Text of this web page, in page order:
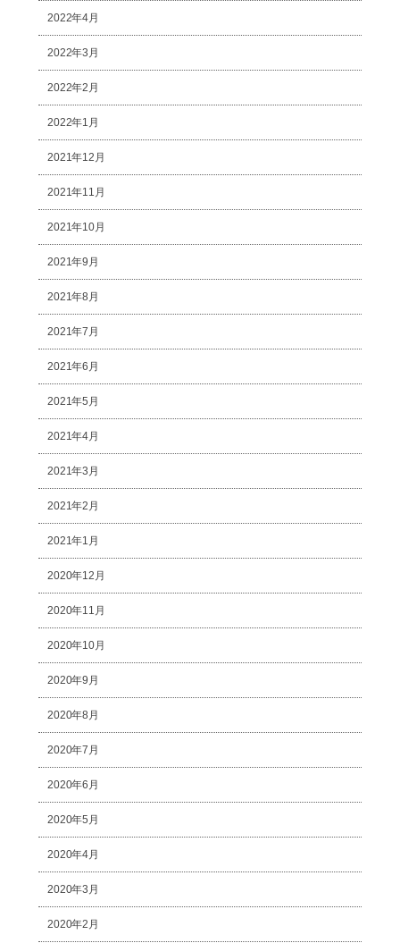
2022年4月
2022年3月
2022年2月
2022年1月
2021年12月
2021年11月
2021年10月
2021年9月
2021年8月
2021年7月
2021年6月
2021年5月
2021年4月
2021年3月
2021年2月
2021年1月
2020年12月
2020年11月
2020年10月
2020年9月
2020年8月
2020年7月
2020年6月
2020年5月
2020年4月
2020年3月
2020年2月